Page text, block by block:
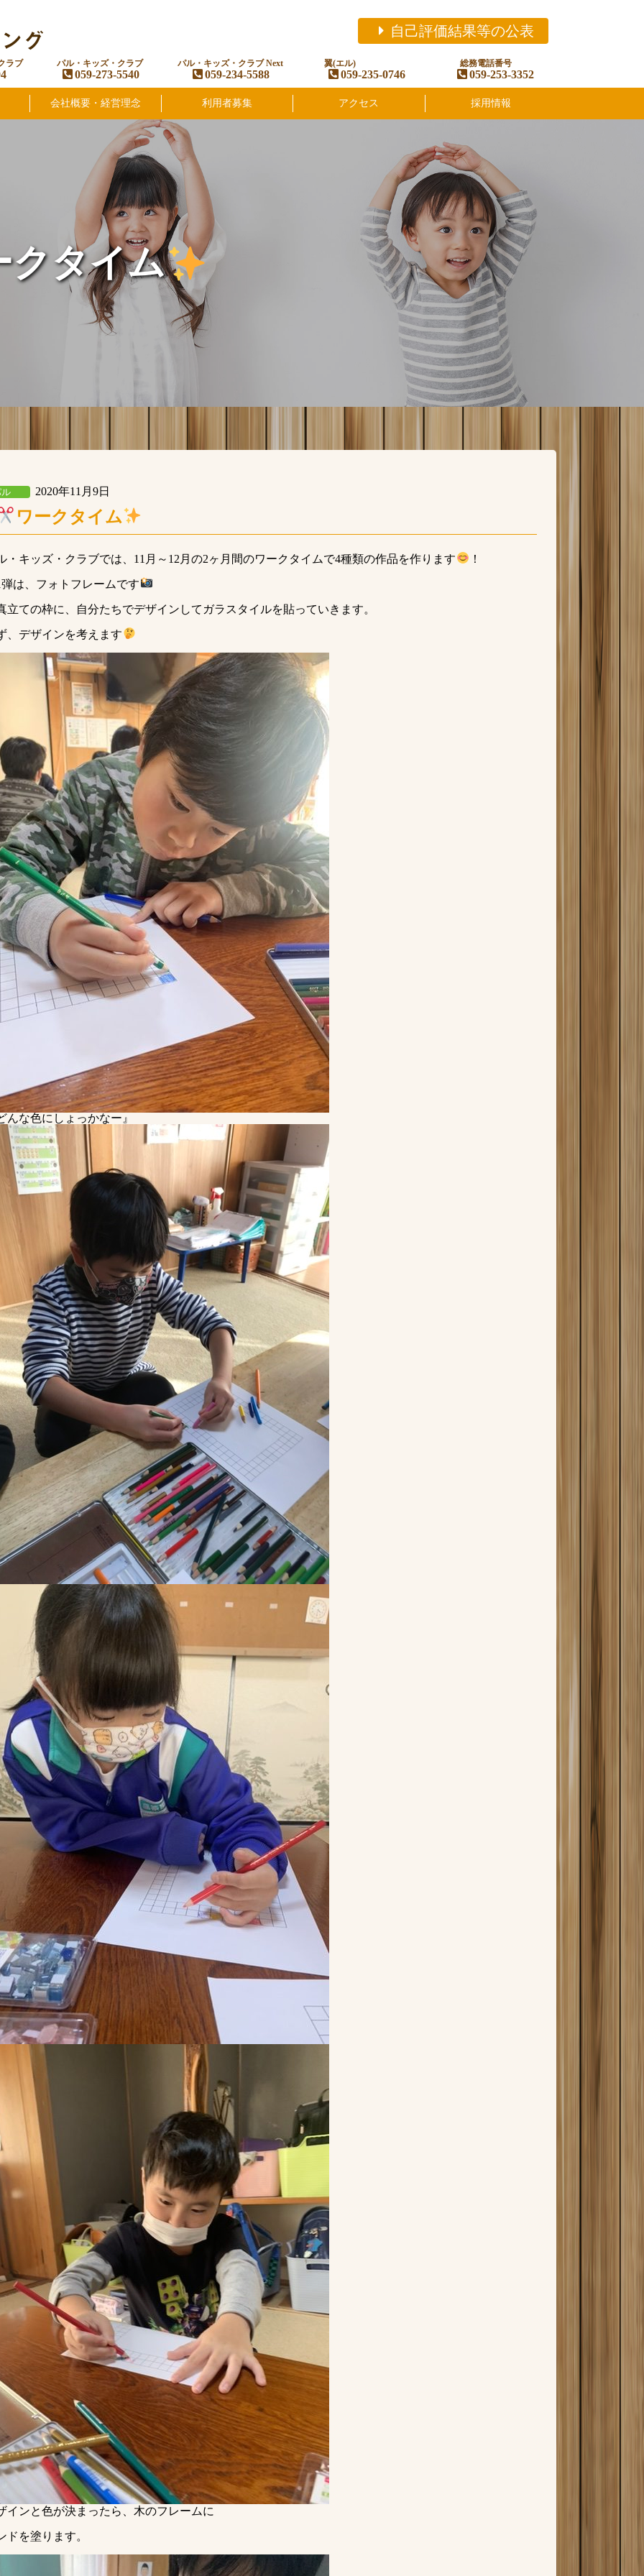
ラブ パル・キッズ・クラブ
059-273-5540
パル・キッズ・クラブ Next
059-234-5588
翼(エル)
059-235-0746
総務電話番号
059-253-3352
自己評価結果等の公表
会社概要・経営理念 利用者募集 アクセス 採用情報
クタイム
ル 2020年11月9日
ワークタイム
・キッズ・クラブでは、11月～12月の2ヶ月間のワークタイムで4種類の作品を作ります ！
弾は、フォトフレームです
立ての枠に、自分たちでデザインしてガラスタイルを貼っていきます。
、デザインを考えます
んな色にしょっかなー』
インと色が決まったら、木のフレームに
ドを塗ります。